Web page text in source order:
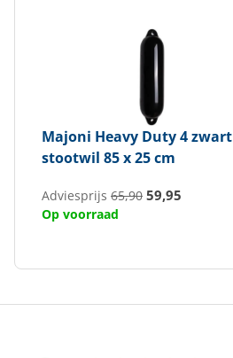
Majoni Heavy Duty 4 zwart
stootwil 85 x 25 cm
Adviesprijs 65,90 59,95
Op voorraad